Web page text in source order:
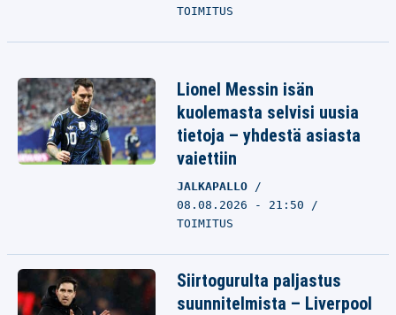
TOIMITUS
Lionel Messin isän
kuolemasta selvisi uusia
tietoja – yhdestä asiasta
vaiettiin
JALKAPALLO
08.08.2026 - 21:50
TOIMITUS
Siirtogurulta paljastus
suunnitelmista – Liverpool